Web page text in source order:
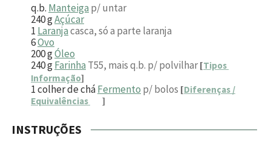
q.b. Manteiga p/ untar
240gAçúcar
1 Laranjacasca, só a parte laranja
6Ovo
200gÓleo
240gFarinha T55, mais q.b. p/ polvilhar[Tipos
Informação]
1colher de cháFermento p/ bolos [Diferenças /
Equivalências
]
INSTRUÇÕES